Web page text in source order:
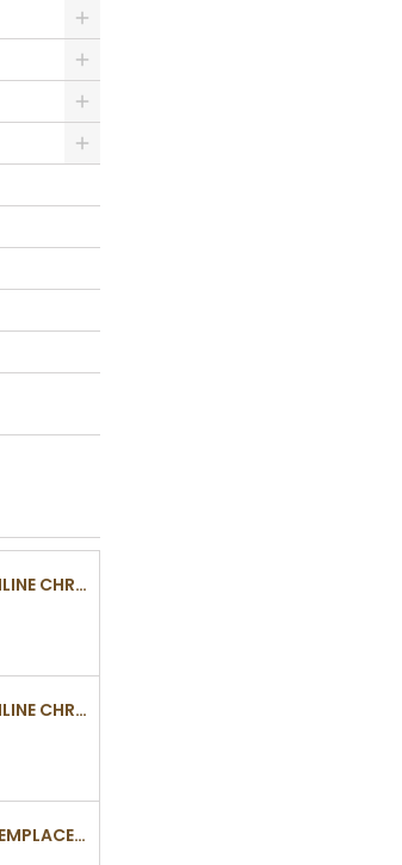
STYLO SLIMLINE CHROMÉ
STYLO SLIMLINE CHROMÉ NOIR
TUBES DE REMPLACEMENT POUR MÉCANISMES SLIMLINE